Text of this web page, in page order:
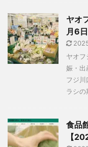
ヤオ
月6
ヤオ
娠・
フジ川
ラシ
食品
【